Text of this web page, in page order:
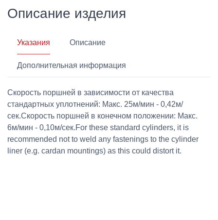
Описание изделия
Указания Описание
Дополнительная информация
Скорость поршней в зависимости от качества
стандартных уплотнений: Макс. 25м/мин - 0,42м/
сек.Скорость поршней в конечном положении: Макс.
6м/мин - 0,10м/сек.For these standard cylinders, it is
recommended not to weld any fastenings to the cylinder
liner (e.g. cardan mountings) as this could distort it.